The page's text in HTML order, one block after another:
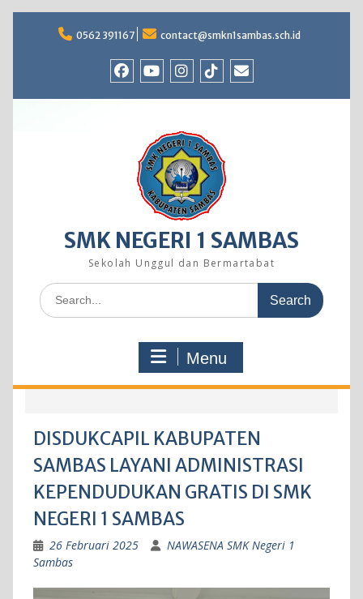
0562 391167 contact@smkn1sambas.sch.id
SMK NEGERI 1 SAMBAS
Sekolah Unggul dan Bermartabat
Search
for:
Menu
DISDUKCAPIL KABUPATEN
SAMBAS LAYANI ADMINISTRASI
KEPENDUDUKAN GRATIS DI SMK
NEGERI 1 SAMBAS
26 Februari 2025
NAWASENA SMK Negeri 1
Sambas